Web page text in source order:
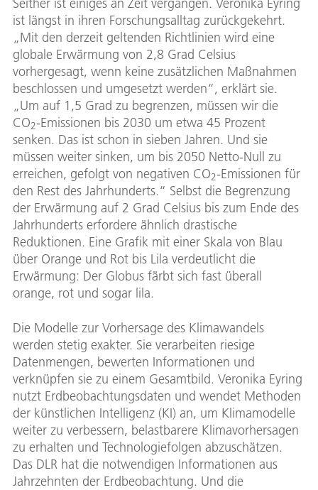
ist längst in ihren Forschungsalltag zurückgekehrt.
„Mit den derzeit geltenden Richtlinien wird eine
globale Erwärmung von 2,8 Grad Celsius
vorhergesagt, wenn keine zusätzlichen Maßnahmen
beschlossen und umgesetzt werden“, erklärt sie.
„Um auf 1,5 Grad zu begrenzen, müssen wir die
CO2-Emissionen bis 2030 um etwa 45 Prozent
senken. Das ist schon in sieben Jahren. Und sie
müssen weiter sinken, um bis 2050 Netto-Null zu
erreichen, gefolgt von negativen CO2-Emissionen für
den Rest des Jahrhunderts.“ Selbst die Begrenzung
der Erwärmung auf 2 Grad Celsius bis zum Ende des
Jahrhunderts erfordere ähnlich drastische
Reduktionen. Eine Grafik mit einer Skala von Blau
über Orange und Rot bis Lila verdeutlicht die
Erwärmung: Der Globus färbt sich fast überall
orange, rot und sogar lila.
Die Modelle zur Vorhersage des Klimawandels
werden stetig exakter. Sie verarbeiten riesige
Datenmengen, bewerten Informationen und
verknüpfen sie zu einem Gesamtbild. Veronika Eyring
nutzt Erdbeobachtungsdaten und wendet Methoden
der künstlichen Intelligenz (KI) an, um Klimamodelle
weiter zu verbessern, belastbarere Klimavorhersagen
zu erhalten und Technologiefolgen abzuschätzen.
Das DLR hat die notwendigen Informationen aus
Jahrzehnten der Erdbeobachtung. Und die